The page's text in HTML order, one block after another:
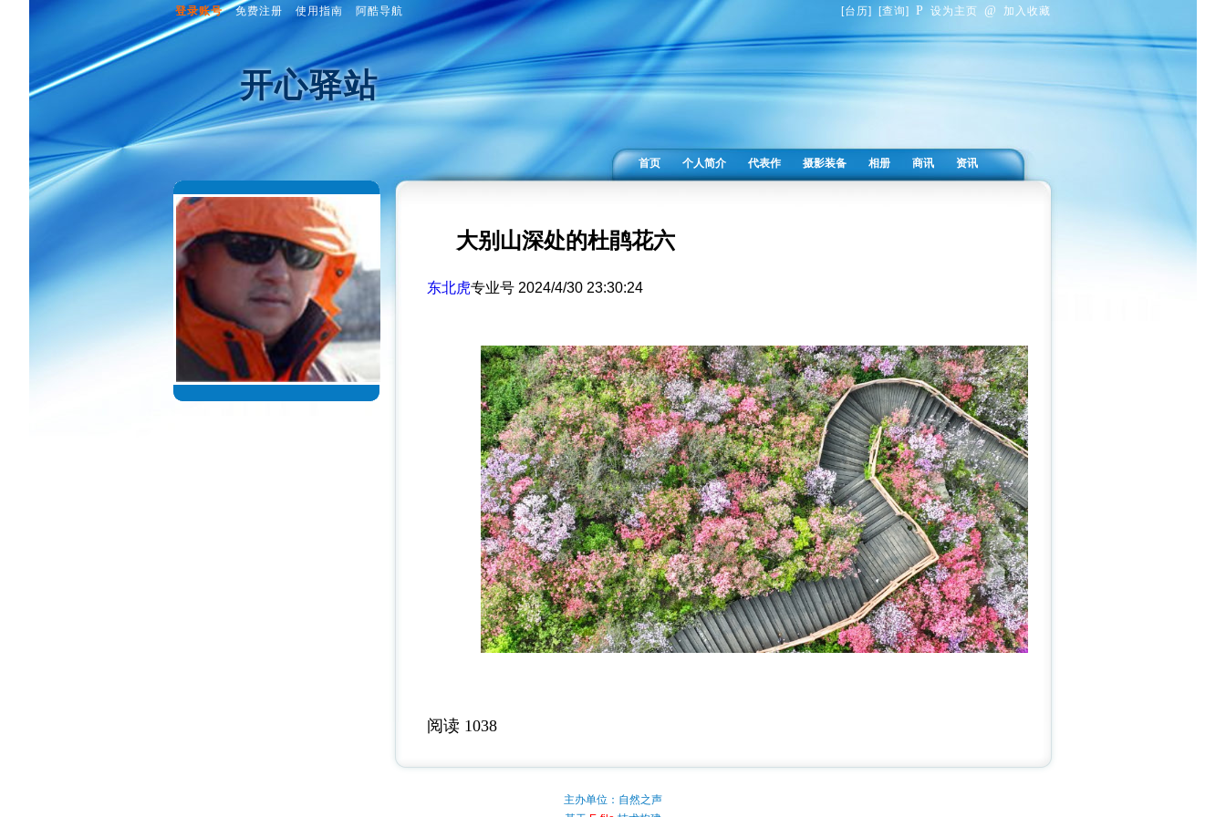
登录账号 免费注册 使用指南 阿酷导航 [台历] [查询] P 设为主页 @ 加入收藏
开心驿站
首页 个人简介 代表作 摄影装备 相册 商讯 资讯
大别山深处的杜鹃花六
东北虎专业号 2024/4/30 23:30:24
阅读 1038
主办单位：自然之声